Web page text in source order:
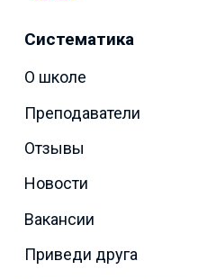
Систематика
О школе
Преподаватели
Отзывы
Новости
Вакансии
Приведи друга